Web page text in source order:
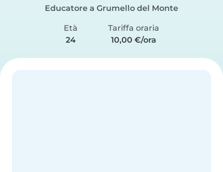
Educatore a Grumello del Monte
Età
24
Tariffa oraria
10,00 €/ora